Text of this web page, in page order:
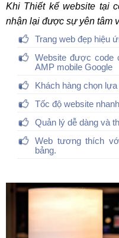
Khi Thiết kế website tại
nhận lại được sự yên tâm
Trang web đẹp hiệu
Website được code
AMP mobile Google
Khách hàng chọn
Tốc độ website
Quản lý dễ dàng và
Web tương thích
bảng.